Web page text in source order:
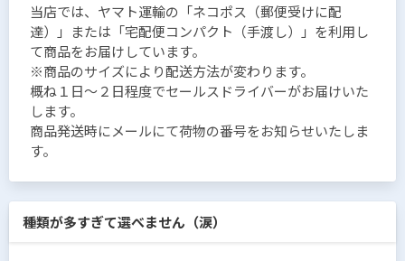
当店では、ヤマト運輸の「ネコポス（郵便受けに配
達）」または「宅配便コンパクト（手渡し）」を利用し
て商品をお届けしています。
※商品のサイズにより配送方法が変わります。
概ね１日〜２日程度でセールスドライバーがお届けいた
します。
商品発送時にメールにて荷物の番号をお知らせいたしま
す。
種類が多すぎて選べません（涙）